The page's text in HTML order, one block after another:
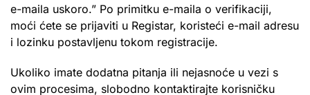
e-maila uskoro.” Po primitku e-maila o verifikaciji,
moći ćete se prijaviti u Registar, koristeći e-mail adresu
i lozinku postavljenu tokom registracije.
Ukoliko imate dodatna pitanja ili nejasnoće u vezi s
ovim procesima, slobodno kontaktirajte korisničku